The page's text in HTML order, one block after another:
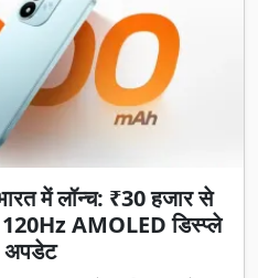
में लॉन्च: ₹30 हजार से
AMOLED डिस्प्ले